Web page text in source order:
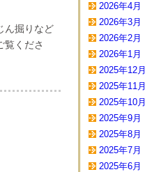
ん掘りなど
覧くださ
2026年4月
2026年3月
2026年2月
2026年1月
2025年12月
2025年11月
2025年10月
2025年9月
2025年8月
2025年7月
2025年6月